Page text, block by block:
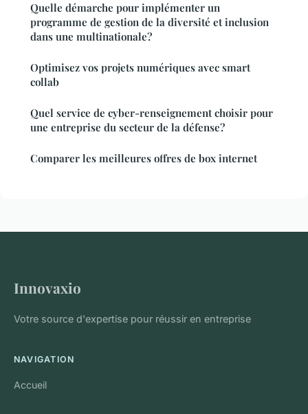
Quelle démarche pour implémenter un
programme de gestion de la diversité et inclusion
dans une multinationale?
Optimisez vos projets numériques avec smart
collab
Quel service de cyber-renseignement choisir pour
une entreprise du secteur de la défense?
Comparer les meilleures offres de box internet
Innovaxio
Votre source d'expertise pour réussir en entreprise
NAVIGATION
Accueil